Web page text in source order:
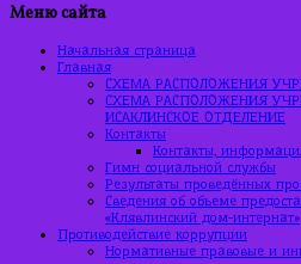
Меню сайта
Начальная страница
Главная
СХЕМА РАСПОЛОЖЕНИЯ
СХЕМА РАСПОЛОЖЕНИЯ
ИСАКЛИНСКОЕ ОТДЕЛЕНИЕ
Контакты
Контакты,
Гимн социальной службы
Результаты проведённых
Сведения об объеме
«Клявлинский дом-интернат»
Противодействие коррупции
Нормативные правовые и